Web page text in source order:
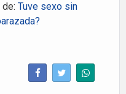
Tuve sexo sin